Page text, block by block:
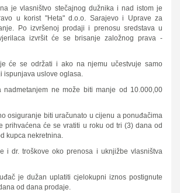
je vlasništvo stečajnog dužnika i nad istom je
u korist "Heta" d.o.o. Sarajevo i Uprave za
Po izvršenoj prodaji i prenosu sredstava u
izvršit će se brisanje založnog prava -
će se održati i ako na njemu učestvuje samo
ispunjava uslove oglasa.
nadmetanjem ne može biti manje od 10.000,00
osiguranje biti uračunato u cijenu a ponuđačima
prihvaćena će se vratiti u roku od tri (3) dana od
kupca nekretnina.
i dr. troškove oko prenosa i uknjižbe vlasništva
je dužan uplatiti cjelokupni iznos postignute
od dana prodaje.